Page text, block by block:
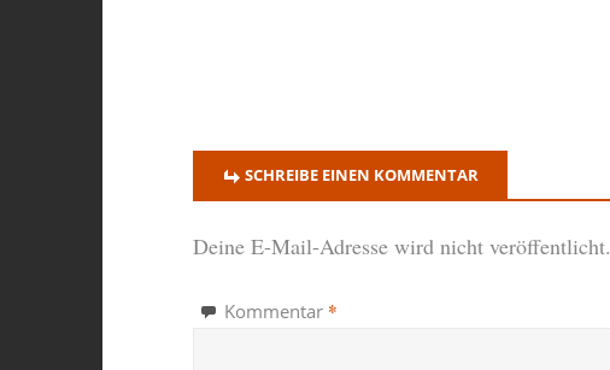
SCHREIBE EINEN KOMMENTAR
Deine E-Mail-Adresse wird nicht veröffentlicht.
Kommentar *